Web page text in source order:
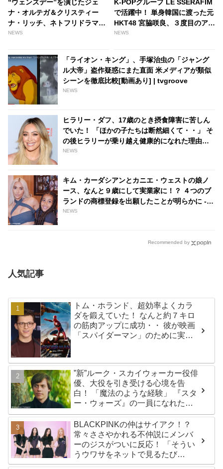
“ウェンズデー”を演じたジェ
ナ・オルテガ＆クリスティー
ナ・リッチ、ネトフリドラマ
「ウェンズデー」を撮影中は役
た！？ そのワケって・・？ -
tvgroove
NEWS
K-POPグループ LE SSERAFIM
で活躍中！ 単身韓国に渡った元
HKT48 宮脇咲良、３度目のアイ
ドルデビューを決意したワケと
NEWS
「ライオン・キング」、手塚治虫の「ジャング
ル大帝」盗作疑惑にまた直面 米メディアが類似
シーンを徹底比較[動画あり] | tvgroove
NEWS
ヒラリー・ダフ、17歳のとき摂食障害に苦しん
でいた！ 「ほかの子たちは断然細くて・・」 そ
の後ヒラリーが乗り越え健康的になれた理由を
明かす - tvgroove
NEWS
キム・カーダシアンとカニエ・ウェストの娘ノ
ース、なんと９歳にして実業家に！？ ４つのブ
ランドの商標登録を出願したことが明らかに -
tvgroove
NEWS
Recommended by
人気記事
トム・ホランド、超効率よくカラ
ダを鍛えていた！ なんと約７キロ
の筋肉アップに成功・・ 彼が映画
「スパイダーマン」のために実践
”新”ルーク・スカイウォーカー役俳
優、大役を引き受ける心境を告
白！ 「魔法のような経験」 『スタ
ー・ウォーズ』の一員になれたこ
とによろこび爆発
BLACKPINKの仲はサイアク！？
常々ささやかれる不仲説にメンバ
ーのジスがついに反応！ 「そうい
うウワサをネットで見るたび
に・・」